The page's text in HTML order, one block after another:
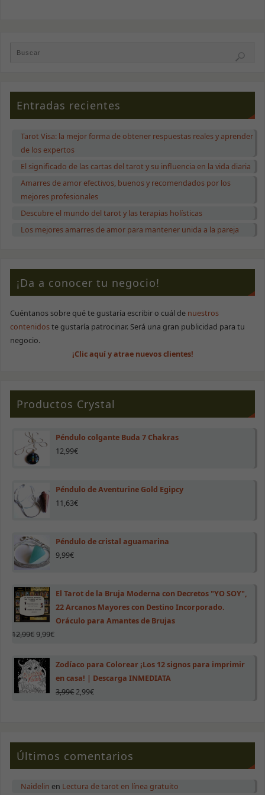
Entradas recientes
Tarot Visa: la mejor forma de obtener respuestas reales y aprender
de los expertos
El significado de las cartas del tarot y su influencia en la vida diaria
Amarres de amor efectivos, buenos y recomendados por los
mejores profesionales
Descubre el mundo del tarot y las terapias holísticas
Los mejores amarres de amor para mantener unida a la pareja
¡Da a conocer tu negocio!
Cuéntanos sobre qué te gustaría escribir o cuál de nuestros
contenidoste gustaría patrocinar. Será una gran publicidad para tu
negocio.
¡Clic aquí y atrae nuevos clientes!
Productos Crystal
Péndulo colgante Buda 7 Chakras
12,99€
Péndulo de Aventurine Gold Egipcy
11,63€
Péndulo de cristal aguamarina
9,99€
El Tarot de la Bruja Moderna con Decretos "YO SOY",
22 Arcanos Mayores con Destino Incorporado.
Oráculo para Amantes de Brujas
12,99€9,99€
Zodíaco para Colorear ¡Los 12 signos para imprimir
en casa! | Descarga INMEDIATA
3,99€2,99€
Últimos comentarios
Naidelin en Lectura de tarot en línea gratuito
Son necesarias
web funcione
correctamente.
Estadísticas
Para que
podamos
se use.
Para que